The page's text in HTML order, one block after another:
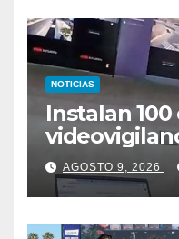
NOTICIAS
Instalan
AGOSTO 9, 2026